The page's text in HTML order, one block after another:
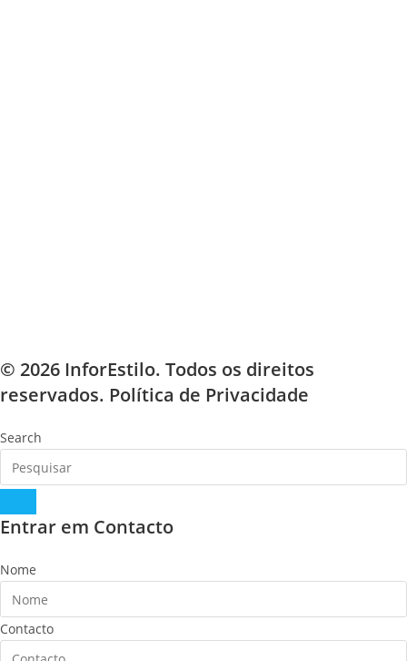
© 2026 InforEstilo. Todos os direitos
reservados. Política de Privacidade
Search
Entrar em Contacto
Nome
Contacto